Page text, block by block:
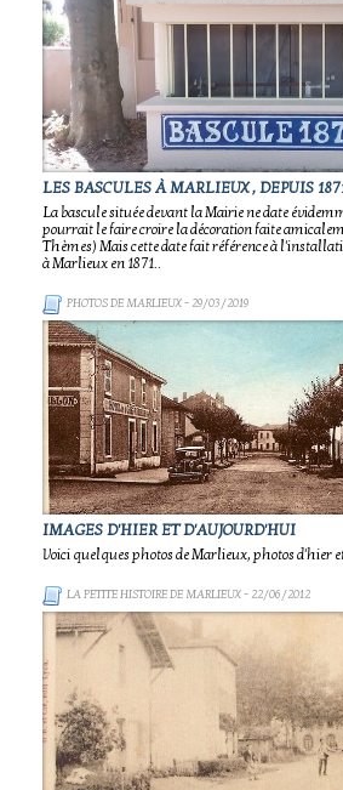
LES BASCULES À MARLIEUX , DEPUIS
La bascule située devant la Mairie ne date
pourrait le faire croire la décoration faite
Thèmes) Mais cette date fait référence à
à Marlieux en 1871..
PHOTOS DE MARLIEUX- 29/03/2019
IMAGES D'HIER ET D'AUJOURD'HUI
Voici quelques photos de Marlieux, photos d'hier
LA PETITE HISTOIRE DE MARLIEUX- 22/06/2012